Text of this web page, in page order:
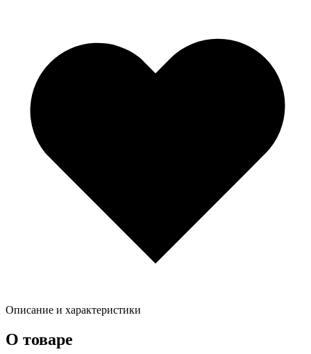
Описание и характеристики
О товаре